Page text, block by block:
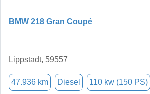
BMW 218 Gran Coupé
Lippstadt, 59557
47.936 km Diesel 110 kw (150 PS)